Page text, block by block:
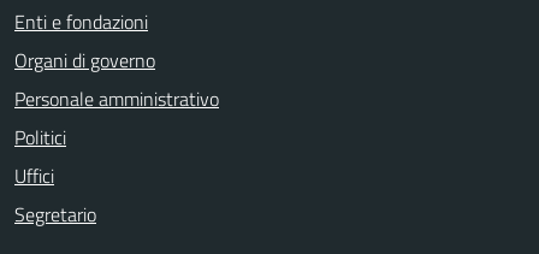
Enti e fondazioni
Organi di governo
Personale amministrativo
Politici
Uffici
Segretario